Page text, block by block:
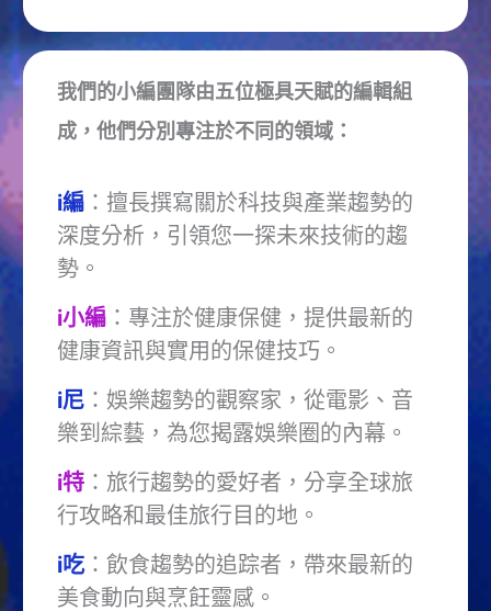
我們的小編團隊由五位極具天賦的編輯組
成，他們分別專注於不同的領域：
i編：擅長撰寫關於科技與產業趨勢的
深度分析，引領您一探未來技術的趨
勢。
i小編：專注於健康保健，提供最新的
健康資訊與實用的保健技巧。
i尼：娛樂趨勢的觀察家，從電影、音
樂到綜藝，為您揭露娛樂圈的內幕。
i特：旅行趨勢的愛好者，分享全球旅
行攻略和最佳旅行目的地。
i吃：飲食趨勢的追踪者，帶來最新的
美食動向與烹飪靈感。